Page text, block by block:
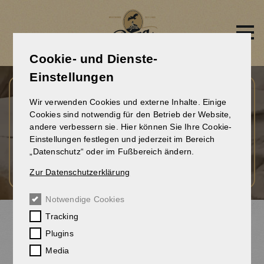
Cookie- und Dienste-
Einstellungen
Wir verwenden Cookies und externe Inhalte. Einige
Cookies sind notwendig für den Betrieb der Website,
andere verbessern sie. Hier können Sie Ihre Cookie-
Einstellungen festlegen und jederzeit im Bereich
„Datenschutz“ oder im Fußbereich ändern.
Zur Datenschutzerklärung
Notwendige Cookies
Tracking
Plugins
Media
DAS KULT-BIER AUS DEM